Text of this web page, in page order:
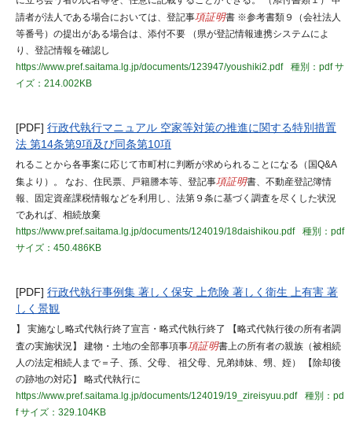
請者が法人である場合においては、登記事項証明書 ※参考書類９（会社法人
等番号）の提出がある場合は、添付不要 （県が登記情報連携システムによ
り、登記情報を確認し
https://www.pref.saitama.lg.jp/documents/123947/youshiki2.pdf
種別：pdfサ
イズ：214.002KB
[PDF] 行政代執行マニュアル 空家等対策の推進に関する特別措置
法 第14条第9項及び同条第10項
れることから各事案に応じて市町村に判断が求められることになる（国Q&A
集より）。 なお、住民票、戸籍謄本等、登記事項証明書、不動産登記簿情
報、固定資産課税情報などを利用し、法第９条に基づく調査を尽くした状況
であれば、相続放棄
https://www.pref.saitama.lg.jp/documents/124019/18daishikou.pdf
種別：pdf
サイズ：450.486KB
[PDF] 行政代執行事例集 著しく保安 上危険 著しく衛生 上有害 著
しく景観
】 実施なし略式代執行終了宣言・略式代執行終了 【略式代執行後の所有者調
査の実施状況】 建物・土地の全部事項事項証明書上の所有者の親族（被相続
人の法定相続人まで＝子、孫、父母、 祖父母、兄弟姉妹、甥、姪） 【除却後
の跡地の対応】 略式代執行に
https://www.pref.saitama.lg.jp/documents/124019/19_zireisyuu.pdf
種別：pd
fサイズ：329.104KB